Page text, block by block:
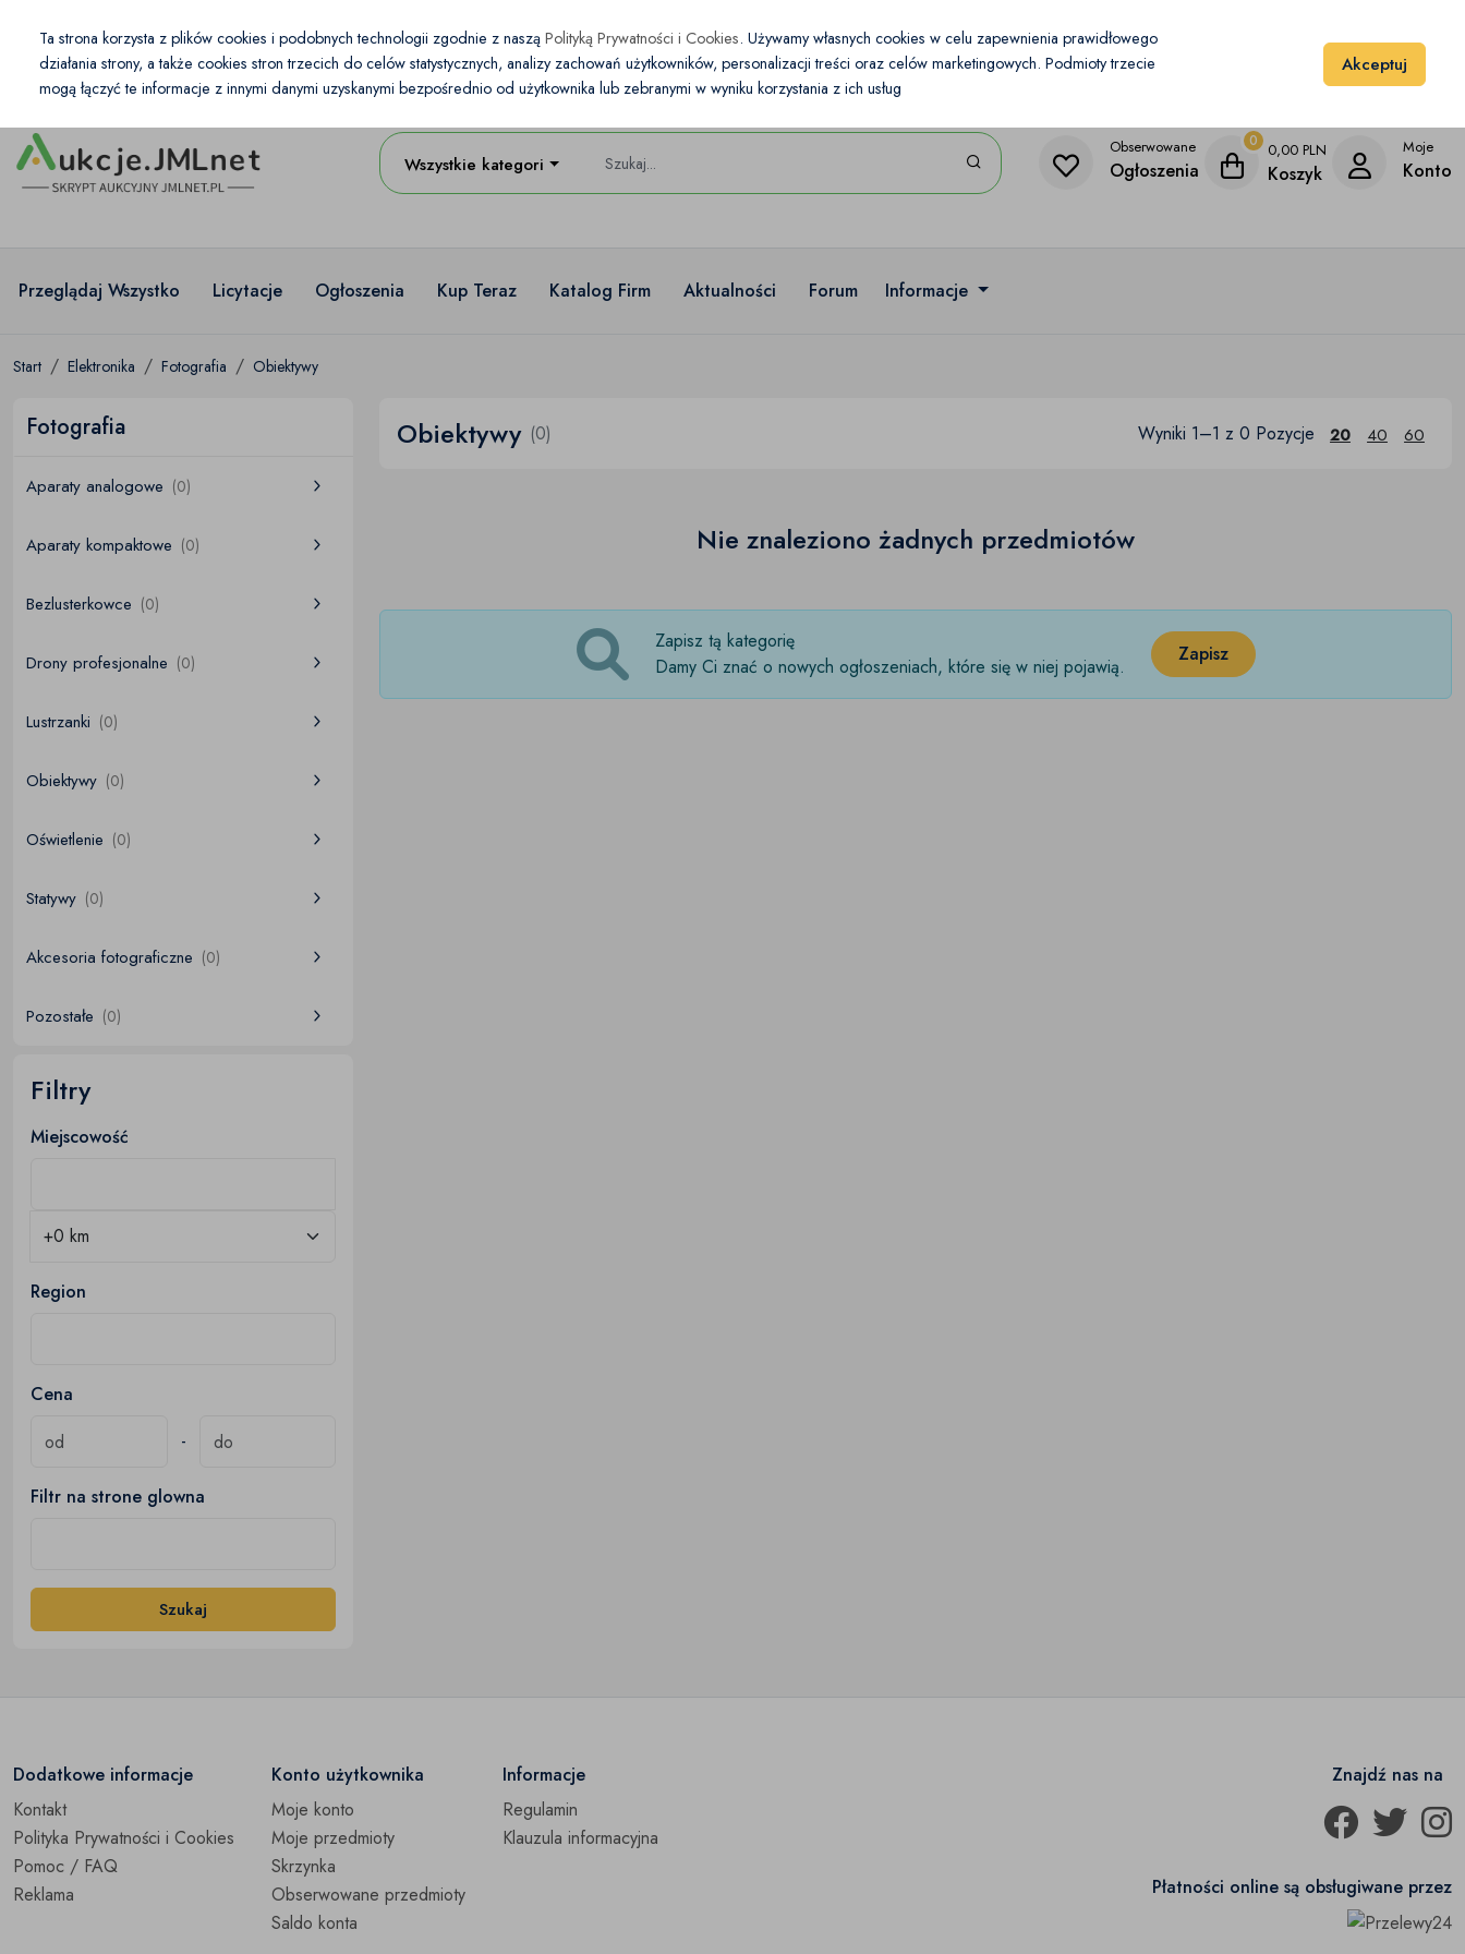
PL PLN Moje konto Dodaj przedmiot
Wszystkie kategorie
Obserwowane
Ogłoszenia
0 0,00 PLN
Koszyk
Moje
Konto
Przeglądaj Wszystko Licytacje Ogłoszenia Kup Teraz Katalog Firm Aktualności Forum Informacje
Start Elektronika Fotografia Obiektywy
Fotografia
Aparaty analogowe (0)
Aparaty kompaktowe (0)
Bezlusterkowce (0)
Drony profesjonalne (0)
Lustrzanki (0)
Obiektywy (0)
Oświetlenie (0)
Statywy (0)
Akcesoria fotograficzne (0)
Pozostałe (0)
Filtry
Miejscowość
Region
Cena
-
Filtr na strone glowna
Szukaj
Obiektywy (0) Wyniki 1–1 z 0 Pozycje 20 40 60
Nie znaleziono żadnych przedmiotów
Zapisz tą kategorię
Damy Ci znać o nowych ogłoszeniach, które się w niej pojawią.
Zapisz
Dodatkowe informacje
Kontakt
Polityka Prywatności i Cookies
Pomoc / FAQ
Reklama
Konto użytkownika
Moje konto
Moje przedmioty
Skrzynka
Obserwowane przedmioty
Saldo konta
Informacje
Regulamin
Klauzula informacyjna
Znajdź nas na
Płatności online są obsługiwane przez
Ta strona korzysta z plików cookies i podobnych technologii zgodnie z naszą Polityką Prywatności i Cookies. Używamy własnych cookies w celu zapewnienia prawidłowego
działania strony, a także cookies stron trzecich do celów statystycznych, analizy zachowań użytkowników, personalizacji treści oraz celów marketingowych. Podmioty trzecie
mogą łączyć te informacje z innymi danymi uzyskanymi bezpośrednio od użytkownika lub zebranymi w wyniku korzystania z ich usług
Akceptuj